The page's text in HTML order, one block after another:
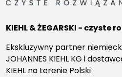
KIEHL & ŻEGARSKI - czyste
Ekskluzywny partner
JOHANNES KIEHL KG i
KIEHL na terenie Polski